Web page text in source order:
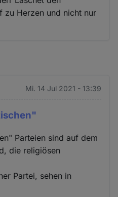
zu Herzen und nicht nur
Mi. 14 Jul 2021 - 13:39
Parteien sind auf dem
die religiösen
Partei, sehen in